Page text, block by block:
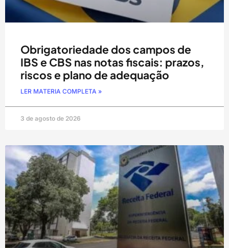
Obrigatoriedade dos campos de
IBS e CBS nas notas fiscais: prazos,
riscos e plano de adequação
LER MATERIA COMPLETA »
3 de agosto de 2026